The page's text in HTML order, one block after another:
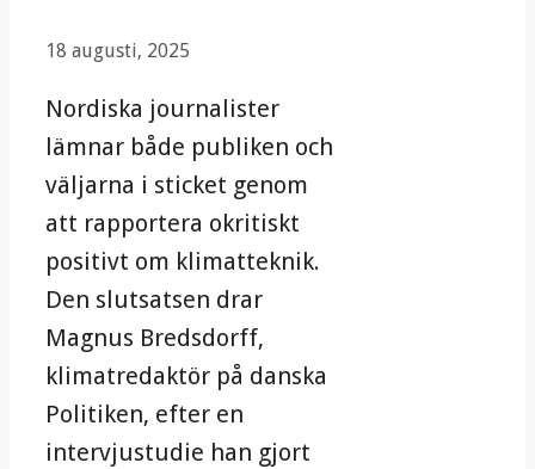
18 augusti, 2025
Nordiska journalister
lämnar både publiken och
väljarna i sticket genom
att rapportera okritiskt
positivt om klimatteknik.
Den slutsatsen drar
Magnus Bredsdorff,
klimatredaktör på danska
Politiken, efter en
intervjustudie han gjort